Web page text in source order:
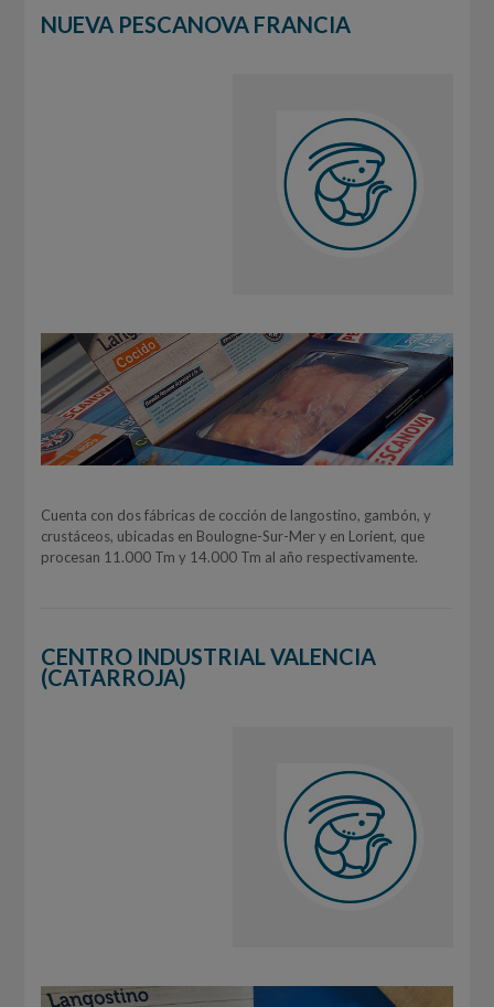
NUEVA PESCANOVA FRANCIA
Cuenta con dos fábricas de cocción de langostino, gambón, y
crustáceos, ubicadas en Boulogne-Sur-Mer y en Lorient, que
procesan 11.000 Tm y 14.000 Tm al año respectivamente.
CENTRO INDUSTRIAL VALENCIA
(CATARROJA)